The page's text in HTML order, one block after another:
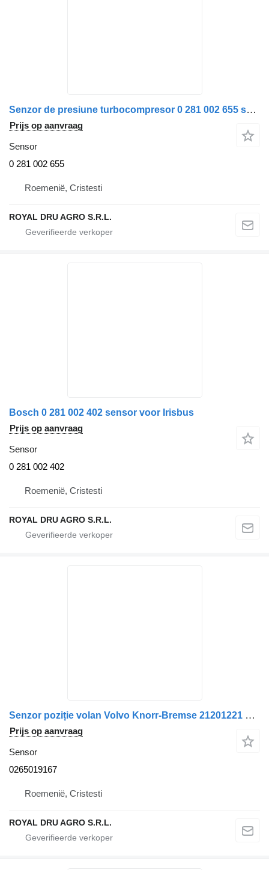
Senzor de presiune turbocompresor 0 281 002 655 sensor voor Bosch Made in Germany vrachtwagen
Prijs op aanvraag
Sensor
0 281 002 655
Roemenië, Cristesti
ROYAL DRU AGRO S.R.L.
Bosch 0 281 002 402 sensor voor Irisbus
Prijs op aanvraag
Sensor
0 281 002 402
Roemenië, Cristesti
ROYAL DRU AGRO S.R.L.
Senzor poziție volan Volvo Knorr-Bremse 21201221 23374360 0265019167 sensor voor Bosch vrachtwagen
Prijs op aanvraag
Sensor
0265019167
Roemenië, Cristesti
ROYAL DRU AGRO S.R.L.